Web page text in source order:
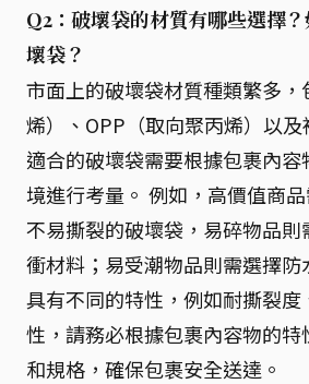
Q2：破壞袋的材質有哪些選擇
壞袋？
市面上的破壞袋材質種類繁多，
烯）、OPP（取向聚丙烯）以
適合的破壞袋需要根據包裹內
境進行考量。 例如，高價值商
不易撕裂的破壞袋，易碎物品
衝材料；易受潮物品則需選擇防
具有不同的特性，例如耐撕裂
性，請務必根據包裹內容物的
和規格，確保包裹安全送達。